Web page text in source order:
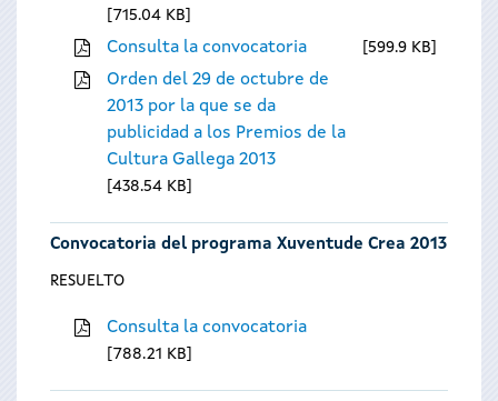
715.04 KB
Consulta la convocatoria 599.9 KB
Orden del 29 de octubre de
2013 por la que se da
publicidad a los Premios de la
Cultura Gallega 2013
438.54 KB
Convocatoria del programa Xuventude Crea 2013
RESUELTO
Consulta la convocatoria
788.21 KB